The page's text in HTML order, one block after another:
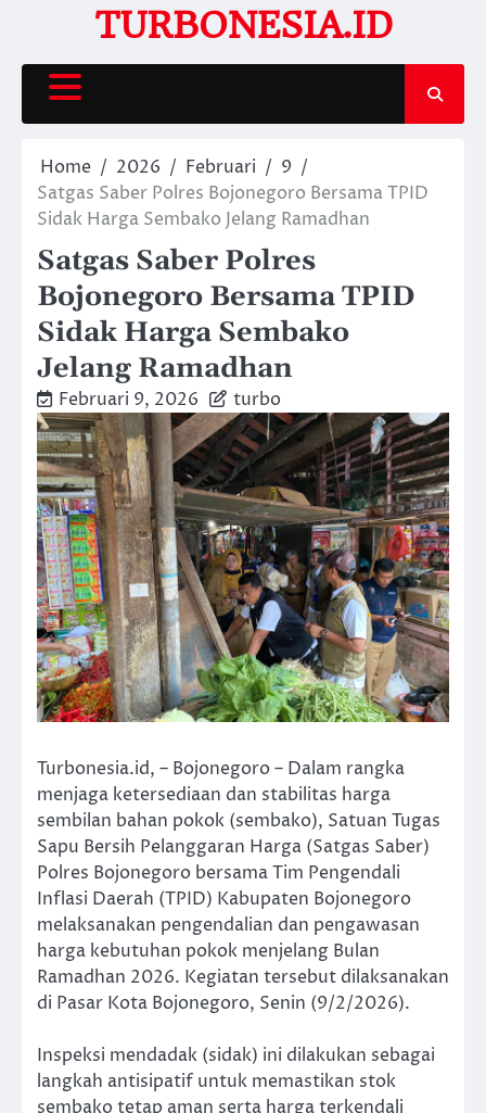
content
TURBONESIA.ID
Home 2026 Februari
9
Satgas Saber Polres Bojonegoro Bersama TPID
Sidak Harga Sembako Jelang Ramadhan
Satgas Saber Polres
Bojonegoro Bersama TPID
Sidak Harga Sembako
Jelang Ramadhan
Februari 9, 2026 turbo
Turbonesia.id, – Bojonegoro – Dalam rangka
menjaga ketersediaan dan stabilitas harga
sembilan bahan pokok (sembako), Satuan Tugas
Sapu Bersih Pelanggaran Harga (Satgas Saber)
Polres Bojonegoro bersama Tim Pengendali
Inflasi Daerah (TPID) Kabupaten Bojonegoro
melaksanakan pengendalian dan pengawasan
harga kebutuhan pokok menjelang Bulan
Ramadhan 2026. Kegiatan tersebut dilaksanakan
di Pasar Kota Bojonegoro, Senin (9/2/2026).
Inspeksi mendadak (sidak) ini dilakukan sebagai
langkah antisipatif untuk memastikan stok
sembako tetap aman serta harga terkendali